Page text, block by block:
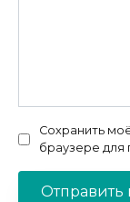
Сохранить
браузере